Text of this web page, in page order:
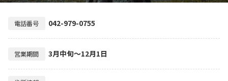
電話番号 042-979-0755
営業期間 3月中旬～12月1日